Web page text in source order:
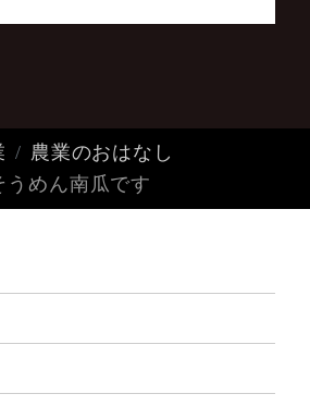
農業のおはなし
めん南瓜です